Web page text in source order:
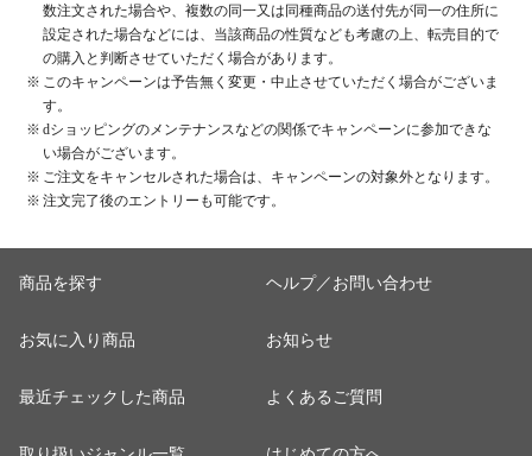
数注文された場合や、複数の同一又は同種商品の送付先が同一の住所に
設定された場合などには、当該商品の性質なども考慮の上、転売目的で
の購入と判断させていただく場合があります。
このキャンペーンは予告無く変更・中止させていただく場合がございま
す。
dショッピングのメンテナンスなどの関係でキャンペーンに参加できな
い場合がございます。
ご注文をキャンセルされた場合は、キャンペーンの対象外となります。
注文完了後のエントリーも可能です。
商品を探す
お気に入り商品
最近チェックした商品
ヘルプ／お問い合わせ
お知らせ
よくあるご質問